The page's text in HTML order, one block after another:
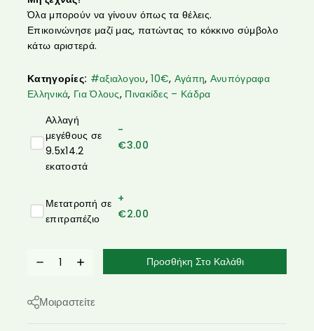
Όλα μπορούν να γίνουν όπως τα θέλεις.
Επικοινώνησε μαζί μας, πατώντας το κόκκινο σύμβολο
κάτω αριστερά.
Κατηγορίες: #αξιαλογου,10€, Αγάπη, Ανυπόγραφα
Ελληνικά, Για Όλους, Πινακίδες – Κάδρα
Αλλαγή
μεγέθους σε
9.5x14.2
εκατοστά
-
€3.00
Μετατροπή σε
επιτραπέζιο
+
€2.00
Προσθήκη Στο Καλάθι
Μοιραστείτε